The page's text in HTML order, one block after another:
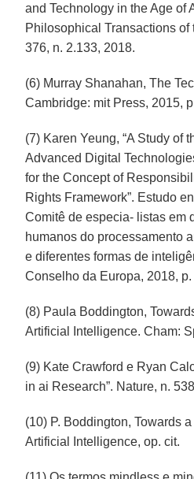
and Technology in the Age of
Philosophical Transactions of
376, n. 2.133, 2018.
(6) Murray Shanahan, The
Cambridge: mit Press, 2015,
(7) Karen Yeung, “A Study of
Advanced Digital
for the Concept of
Rights Framework”. Estudo
Comitê de especia- listas em
humanos do processamento
e diferentes formas de
Conselho da Europa, 2018, p.
(8) Paula Boddington,
Artificial Intelligence. Cham:
(9) Kate Crawford e Ryan
in ai Research”. Nature, n.
(10) P. Boddington, Towards
Artificial Intelligence, op. cit.